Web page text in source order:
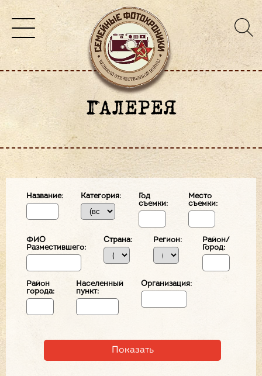
ГАЛЕРЕЯ
Название: Категория:
Год
съемки:
Место
съемки:
ФИО
Разместившего:
Страна: Регион:
Район/
Город:
Район
города:
Населенный
пункт:
Организация: